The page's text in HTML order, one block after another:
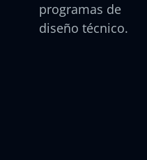
programas de
diseño técnico.